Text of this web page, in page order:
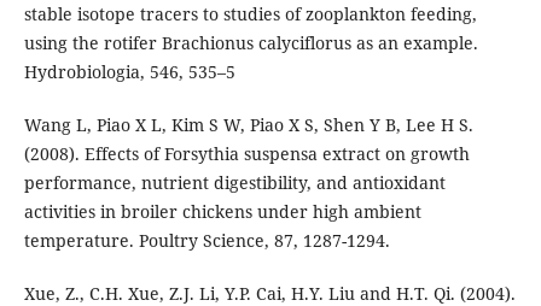
stable isotope tracers to studies of zooplankton feeding,
using the rotifer Brachionus calyciflorus as an example.
Hydrobiologia, 546, 535–5
Wang L, Piao X L, Kim S W, Piao X S, Shen Y B, Lee H S.
(2008). Effects of Forsythia suspensa extract on growth
performance, nutrient digestibility, and antioxidant
activities in broiler chickens under high ambient
temperature. Poultry Science, 87, 1287-1294.
Xue, Z., C.H. Xue, Z.J. Li, Y.P. Cai, H.Y. Liu and H.T. Qi. (2004).